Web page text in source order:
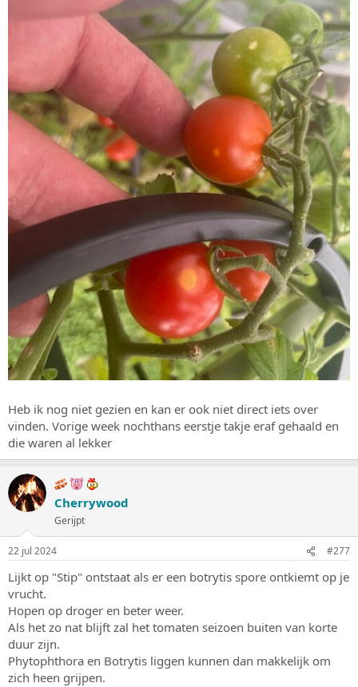
Heb ik nog niet gezien en kan er ook niet direct iets over
vinden. Vorige week nochthans eerstje takje eraf gehaald en
die waren al lekker
Cherrywood
Gerijpt
22 jul 2024 #277
Lijkt op "Stip" ontstaat als er een botrytis spore ontkiemt op je
vrucht.
Hopen op droger en beter weer.
Als het zo nat blijft zal het tomaten seizoen buiten van korte
duur zijn.
Phytophthora en Botrytis liggen kunnen dan makkelijk om
zich heen grijpen.